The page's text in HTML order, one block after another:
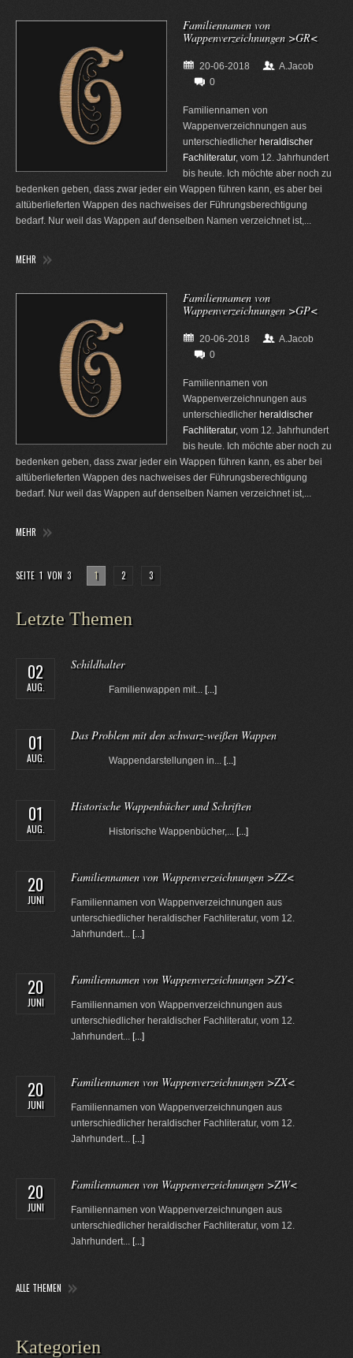
Familiennamen von
Wappenverzeichnungen >GR<
20-06-2018
A.Jacob
0
Familiennamen von
Wappenverzeichnungen aus
unterschiedlicher heraldischer
Fachliteratur, vom 12. Jahrhundert
bis heute. Ich möchte aber noch zu
bedenken geben, dass zwar jeder ein Wappen führen kann, es aber bei
altüberlieferten Wappen des nachweises der Führungsberechtigung
bedarf. Nur weil das Wappen auf denselben Namen verzeichnet ist,...
MEHR
Familiennamen von
Wappenverzeichnungen >GP<
20-06-2018
A.Jacob
0
Familiennamen von
Wappenverzeichnungen aus
unterschiedlicher heraldischer
Fachliteratur, vom 12. Jahrhundert
bis heute. Ich möchte aber noch zu
bedenken geben, dass zwar jeder ein Wappen führen kann, es aber bei
altüberlieferten Wappen des nachweises der Führungsberechtigung
bedarf. Nur weil das Wappen auf denselben Namen verzeichnet ist,...
MEHR
SEITE 1 VON 3 1 2 3
Letzte Themen
02
AUG.
Schildhalter
Familienwappen mit... [...]
01
AUG.
Das Problem mit den schwarz-weißen Wappen
Wappendarstellungen in... [...]
01
AUG.
Historische Wappenbücher und Schriften
Historische Wappenbücher,... [...]
20
JUNI
Familiennamen von Wappenverzeichnungen >ZZ<
Familiennamen von Wappenverzeichnungen aus
unterschiedlicher heraldischer Fachliteratur, vom 12.
Jahrhundert... [...]
20
JUNI
Familiennamen von Wappenverzeichnungen >ZY<
Familiennamen von Wappenverzeichnungen aus
unterschiedlicher heraldischer Fachliteratur, vom 12.
Jahrhundert... [...]
20
JUNI
Familiennamen von Wappenverzeichnungen >ZX<
Familiennamen von Wappenverzeichnungen aus
unterschiedlicher heraldischer Fachliteratur, vom 12.
Jahrhundert... [...]
20
JUNI
Familiennamen von Wappenverzeichnungen >ZW<
Familiennamen von Wappenverzeichnungen aus
unterschiedlicher heraldischer Fachliteratur, vom 12.
Jahrhundert... [...]
ALLE THEMEN
Kategorien